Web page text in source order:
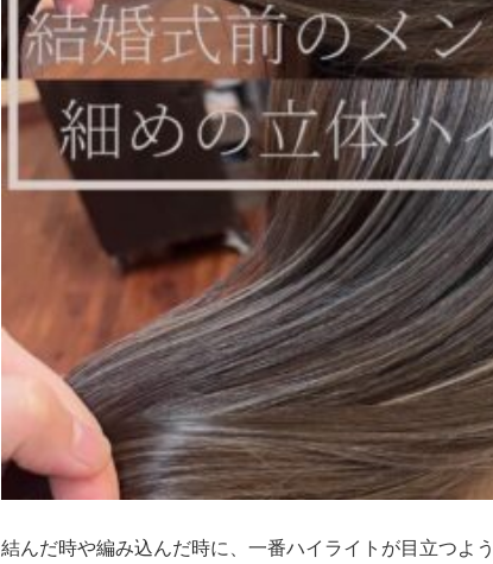
結んだ時や編み込んだ時に、一番ハイライトが目立つよ